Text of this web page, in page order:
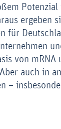
ergeben
für
von mRNA
auch in
–